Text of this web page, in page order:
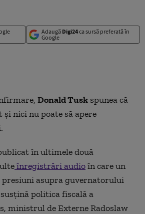
Adaugă Digi24ca sursă preferată în
Google
Donald Tusk spunea că
nici nu poate să apere
în ultimele două
înregistrări audioîn care un
asupra guvernatorului
politica fiscală a
ministrul de Externe Radoslaw